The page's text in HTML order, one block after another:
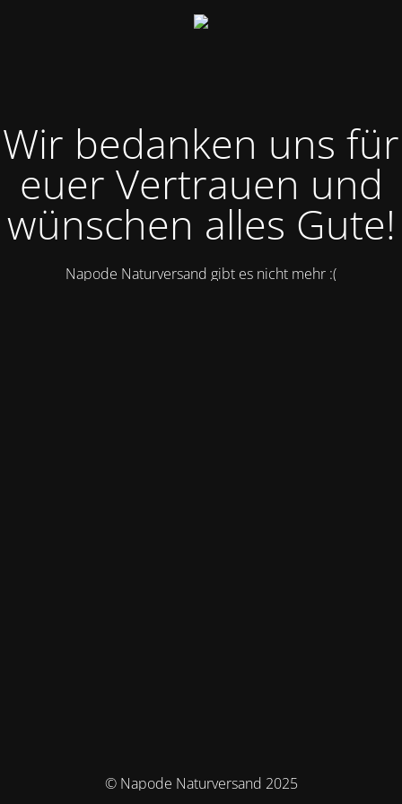
Wir bedanken uns für
euer Vertrauen und
wünschen alles Gute!
Napode Naturversand gibt es nicht mehr :(
© Napode Naturversand 2025